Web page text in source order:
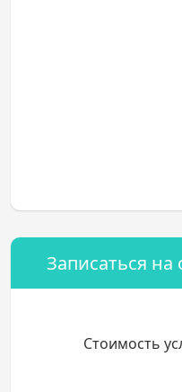
Записаться
Стоимость